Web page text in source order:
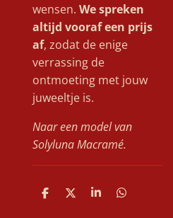
wensen. We spreken
altijd vooraf een prijs
af, zodat de enige
verrassing de
ontmoeting met jouw
juweeltje is.
Naar een model van
Solyluna Macramé.
D
D
S
D